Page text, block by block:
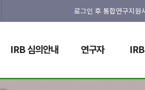
로그인 후 통합연구지원
IRB 심의안내 연구자